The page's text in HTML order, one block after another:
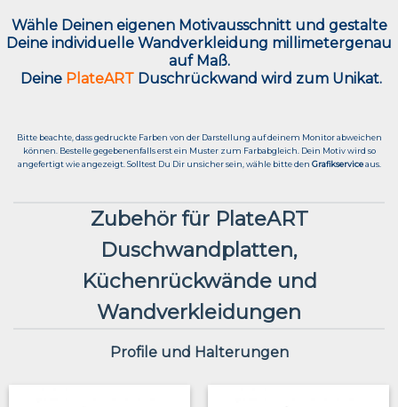
Wähle Deinen eigenen Motivausschnitt und gestalte
Deine individuelle Wandverkleidung millimetergenau
auf Maß.
Deine PlateARTDuschrückwand wird zum Unikat.
Bitte beachte, dass gedruckte Farben von der Darstellung auf deinem Monitor abweichen
können. Bestelle gegebenenfalls erst ein Muster zum Farbabgleich. Dein Motiv wird so
angefertigt wie angezeigt. Solltest Du Dir unsicher sein, wähle bitte den Grafikserviceaus.
Zubehör für PlateART
Duschwandplatten,
Küchenrückwände und
Wandverkleidungen
Profile und Halterungen